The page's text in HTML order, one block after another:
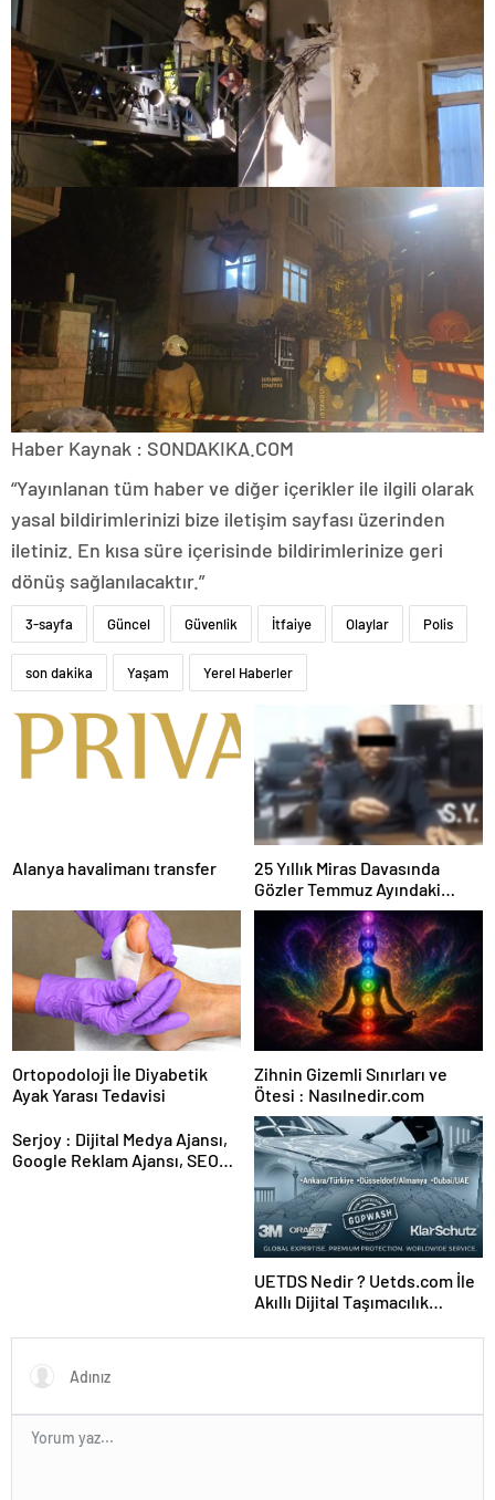
Haber Kaynak : SONDAKIKA.COM
“Yayınlanan tüm haber ve diğer içerikler ile ilgili olarak
yasal bildirimlerinizi bize iletişim sayfası üzerinden
iletiniz. En kısa süre içerisinde bildirimlerinize geri
dönüş sağlanılacaktır.”
3-sayfa Güncel Güvenlik İtfaiye Olaylar Polis
son dakika Yaşam Yerel Haberler
Alanya havalimanı transfer
25 Yıllık Miras Davasında
Gözler Temmuz Ayındaki
Karar Duruşmasına Çevrildi
Ortopodoloji İle Diyabetik
Ayak Yarası Tedavisi
Zihnin Gizemli Sınırları ve
Ötesi : Nasılnedir.com
Serjoy : Dijital Medya Ajansı,
Google Reklam Ajansı, SEO
UETDS Nedir ? Uetds.com İle
Akıllı Dijital Taşımacılık